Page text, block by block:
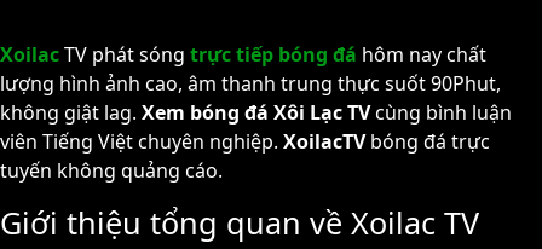
XoilacTV phát sóng trực tiếp bóng đá hôm nay chất
lượng hình ảnh cao, âm thanh trung thực suốt 90Phut,
không giật lag. Xem bóng đá Xôi Lạc TVcùng bình luận
viên Tiếng Việt chuyên nghiệp. XoilacTVbóng đá trực
tuyến không quảng cáo.
Giới thiệu tổng quan về Xoilac TV